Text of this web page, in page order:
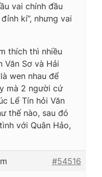
vai chính đầu
kí”, nhưng vai
thích thì nhiều
Văn Sơ và Hải
wen nhau để
mà 2 người cứ
Lể Tín hỏi Văn
thế nào, sau đó
với Quân Hảo,
#54516